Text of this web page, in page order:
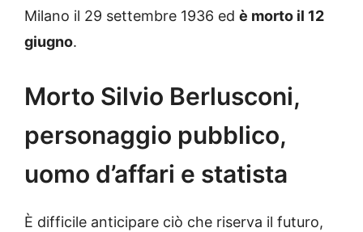
Milano il 29 settembre 1936 ed è morto il 12
giugno.
Morto Silvio Berlusconi,
personaggio pubblico,
uomo d’affari e statista
È difficile anticipare ciò che riserva il futuro,